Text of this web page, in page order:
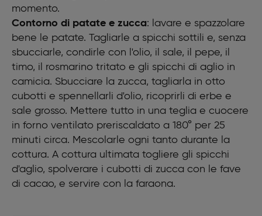
momento.
Contorno di patate e zucca: lavare e spazzolare
bene le patate. Tagliarle a spicchi sottili e, senza
sbucciarle, condirle con l'olio, il sale, il pepe, il
timo, il rosmarino tritato e gli spicchi di aglio in
camicia. Sbucciare la zucca, tagliarla in otto
cubotti e spennellarli d'olio, ricoprirli di erbe e
sale grosso. Mettere tutto in una teglia e cuocere
in forno ventilato preriscaldato a 180° per 25
minuti circa. Mescolarle ogni tanto durante la
cottura. A cottura ultimata togliere gli spicchi
d'aglio, spolverare i cubotti di zucca con le fave
di cacao, e servire con la faraona.